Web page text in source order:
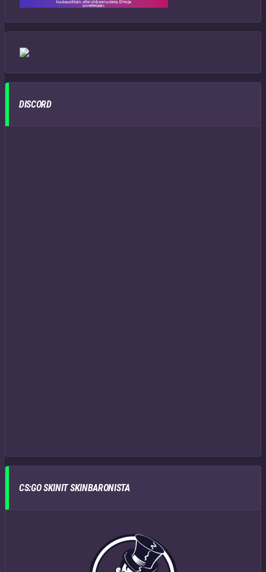
DISCORD
CS:GO SKINIT SKINBARONISTA